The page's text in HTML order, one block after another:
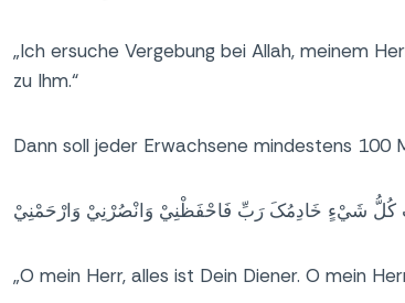
„Ich ersuche Vergebung bei Allah, meinem
zu Ihm.“
Dann soll jeder Erwachsene mindestens 100
شَيْءٍ خَادِمُکَ رَبِّ فَاحْفَظْنِيْ وَانْصُرْنِيْ وَارْحَمْنِيْ
„O mein Herr, alles ist Dein Diener. O mein